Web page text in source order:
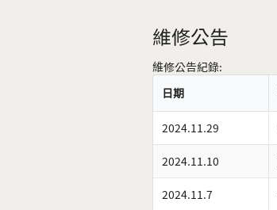
維修公告
維修公告紀錄:
日期
2024.11.29
2024.11.10
2024.11.7